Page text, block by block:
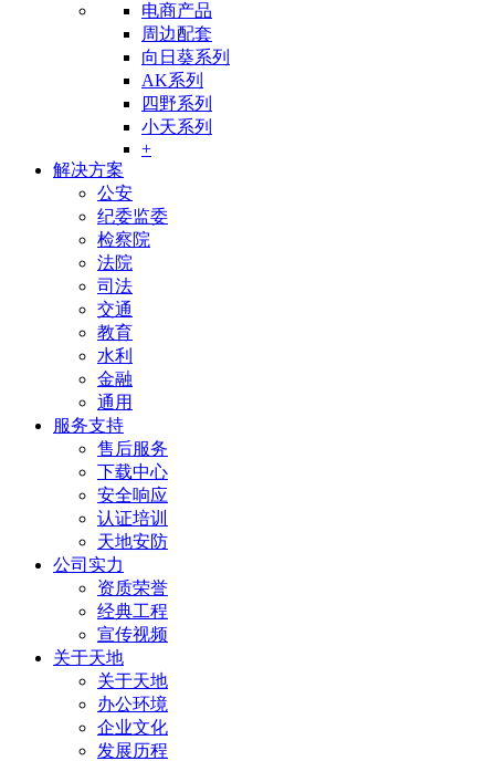
电商产品
周边配套
向日葵系列
AK系列
四野系列
小天系列
+
解决方案
公安
纪委监委
检察院
法院
司法
交通
教育
水利
金融
通用
服务支持
售后服务
下载中心
安全响应
认证培训
天地安防
公司实力
资质荣誉
经典工程
宣传视频
关于天地
关于天地
办公环境
企业文化
发展历程